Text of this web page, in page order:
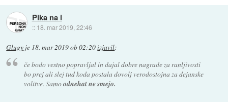
Pika na i
:: 18. mar 2019, 22:46
Glugy je 18. mar 2019 ob 02:20izjavil:
če bodo vestno popravljal in dajal dobre nagrade za ranljivosti
bo prej ali slej tud koda postala dovolj verodostojna za dejanske
volitve. Samoodnehat ne smejo.